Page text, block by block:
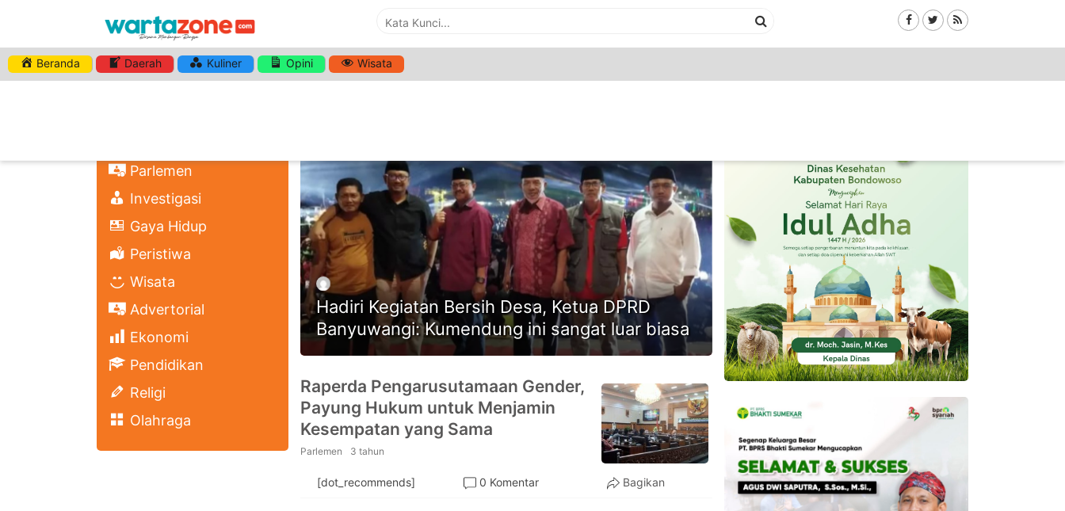
Beranda Daerah Kuliner Opini Wisata
Parlemen
Investigasi
Gaya Hidup
Peristiwa
Wisata
Advertorial
Ekonomi
Pendidikan
Religi
Olahraga
HASHTAG:BERITA BANYUWANGI
Hadiri Kegiatan Bersih Desa, Ketua DPRD
Banyuwangi: Kumendung ini sangat luar biasa
Raperda Pengarusutamaan Gender,
Payung Hukum untuk Menjamin
Kesempatan yang Sama
Parlemen 3 tahun
[dot_recommends] 0 Komentar Bagikan